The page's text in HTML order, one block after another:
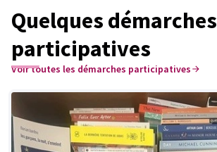
Quelques démarches
participatives
Voir toutes les démarches participatives